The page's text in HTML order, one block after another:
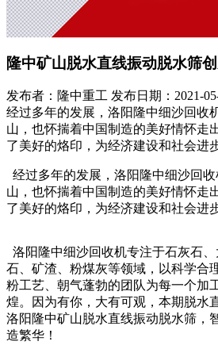
隆中矿山脱水直线振动脱水筛
发布者：隆中重工 发布日期：2021-
经过多年的发展，洛阳隆中细沙回收
山，也怀揣着中国制造的美好情怀走
了美好的烙印，为经济建设和社会进
经过多年的发展，洛阳隆中细沙回
山，也怀揣着中国制造的美好情怀走
了美好的烙印，为经济建设和社会进
洛阳隆中细沙回收机专注于石灰石
石、矿渣、粉煤灰等领域，以科学合
粉工艺、朝气蓬勃的团队为每一个加
煌。因为有你，大有可观，本期脱水
洛阳隆中矿山脱水直线振动脱水筛，
造繁华！